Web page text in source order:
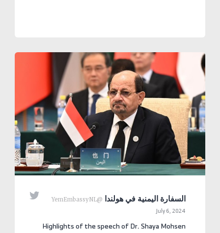
السفارة اليمنية في هولندا @YemEmbassyNL
July 6, 2024
Highlights of the speech of Dr. Shaya Mohsen
